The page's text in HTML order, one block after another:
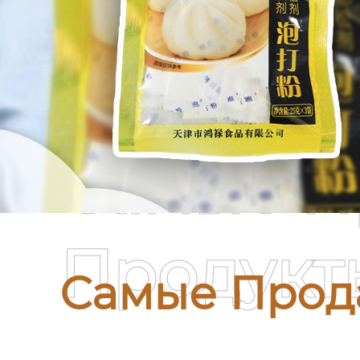
Самые
Самые